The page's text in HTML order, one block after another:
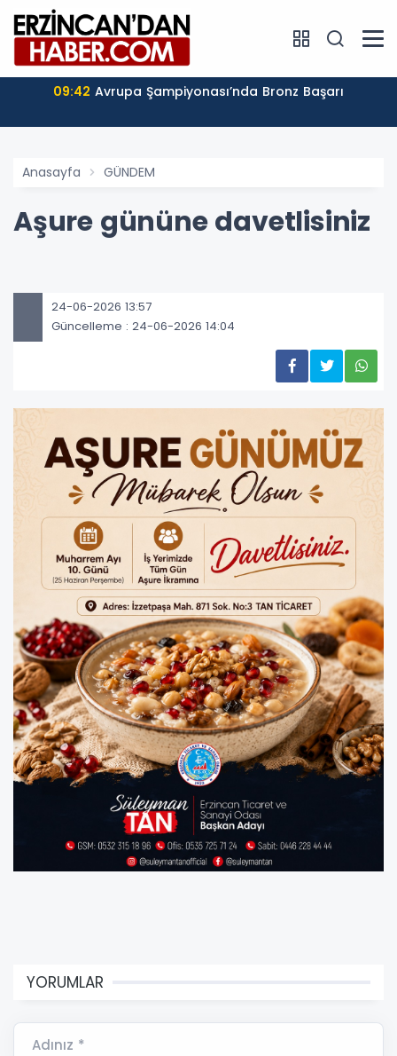
09:42 Avrupa Şampiyonası’nda Bronz Başarı
Anasayfa GÜNDEM
Aşure gününe davetlisiniz
24-06-2026 13:57
Güncelleme : 24-06-2026 14:04
YORUMLAR
Adınız *